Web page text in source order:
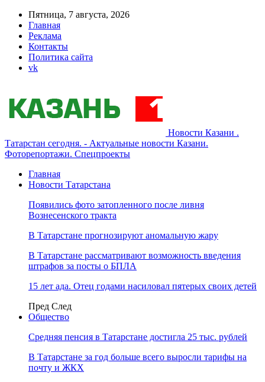
Пятница, 7 августа, 2026
Главная
Реклама
Контакты
Политика сайта
vk
Новости Казани .
Татарстан сегодня. - Актуальные новости Казани.
Фоторепортажи. Спецпроекты
Главная
Новости Татарстана
Появились фото затопленного после ливня
Вознесенского тракта
В Татарстане прогнозируют аномальную жару
В Татарстане рассматривают возможность введения
штрафов за посты о БПЛА
15 лет ада. Отец годами насиловал пятерых своих детей
Пред След
Общество
Средняя пенсия в Татарстане достигла 25 тыс. рублей
В Татарстане за год больше всего выросли тарифы на
почту и ЖКХ